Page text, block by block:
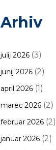
Arhiv
julij 2026(3)
junij 2026(2)
april 2026(1)
marec 2026(2)
februar 2026(2)
januar 2026(2)